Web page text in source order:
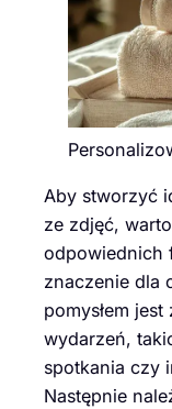
Aby stworzyć
ze zdjęć,
odpowiednich
znaczenie dla
pomysłem
wydarzeń,
spotkania czy
Następnie